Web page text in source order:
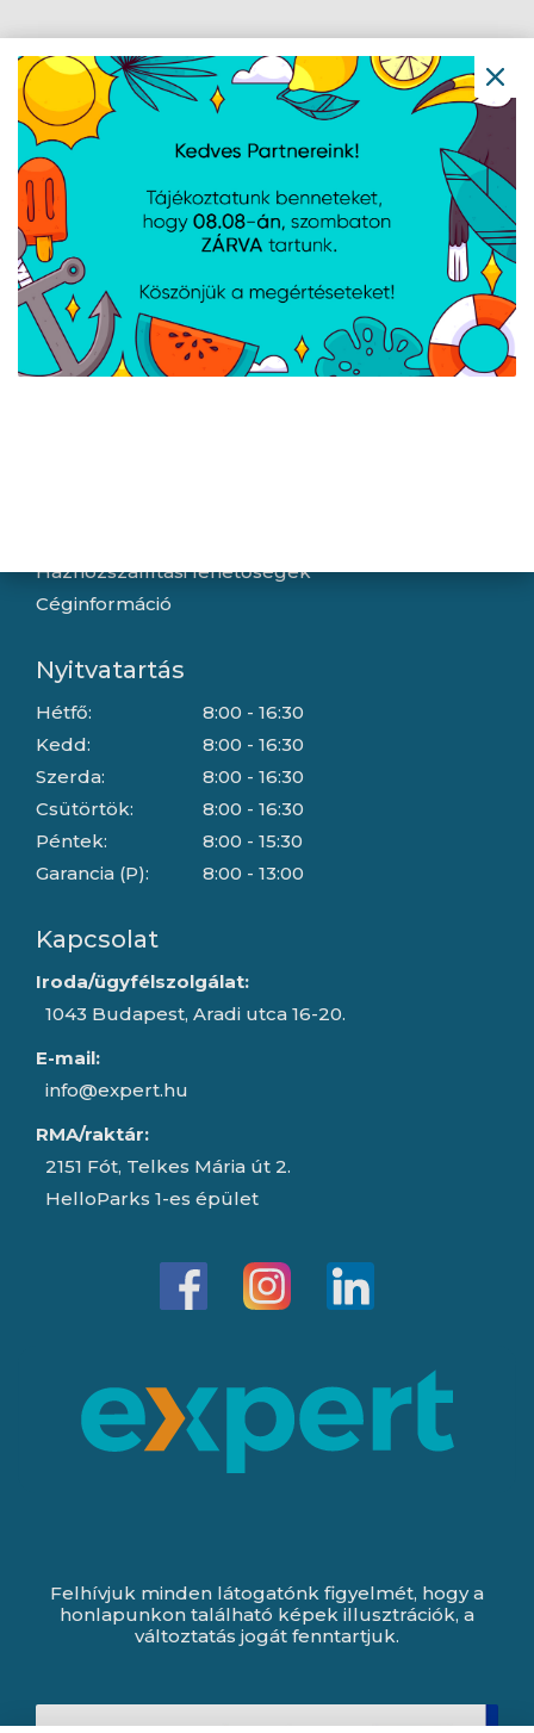
Navigáció
Hírek
Újdonságok
Kapcsolat
Letöltések
Gyártóink
Házhozszállítási lehetőségek
Céginformáció
Nyitvatartás
Hétfő:
Kedd:
Szerda:
Csütörtök:
Péntek:
Garancia (P):
8:00 - 16:30
8:00 - 16:30
8:00 - 16:30
8:00 - 16:30
8:00 - 15:30
8:00 - 13:00
Kapcsolat
Iroda/ügyfélszolgálat:
1043 Budapest, Aradi utca 16-20.
E-mail:
info@expert.hu
RMA/raktár:
2151 Fót, Telkes Mária út 2.
HelloParks 1-es épület
Felhívjuk minden látogatónk figyelmét, hogy a
honlapunkon található képek illusztrációk, a
változtatás jogát fenntartjuk.